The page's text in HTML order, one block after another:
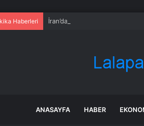
Haberleri İran’da dikkat çeken
ANASAYFA HABER